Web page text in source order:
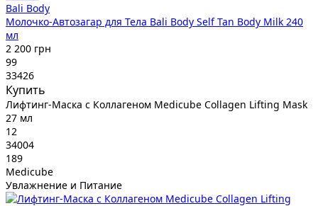
Bali Body
Молочко-Автозагар для Тела Bali Body Self Tan Body Milk 240
мл
2 200 грн
99
33426
Купить
Лифтинг-Маска с Коллагеном Medicube Collagen Lifting Mask
27 мл
12
34004
189
Medicube
Увлажнение и Питание